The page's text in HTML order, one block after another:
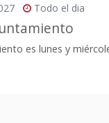
Todo el dia
es lunes y